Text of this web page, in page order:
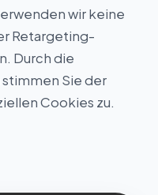
wir keine
Retargeting-
Durch die
Sie der
Cookies zu.